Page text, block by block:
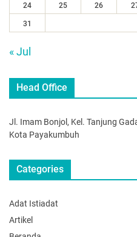
24 25 26
31
« Jul
Head Office
Jl. Imam Bonjol, Kel. Tanjung
Kota Payakumbuh
Categories
Adat Istiadat
Artikel